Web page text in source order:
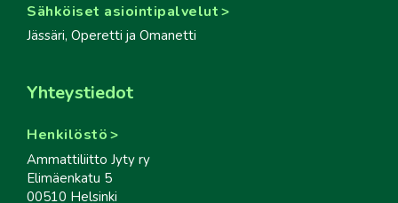
Sähköiset asiointipalvelut
Jässäri, Operetti ja Omanetti
Yhteystiedot
Henkilöstö
Ammattiliitto Jyty ry
Elimäenkatu 5
00510 Helsinki